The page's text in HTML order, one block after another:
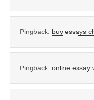
Pingback: buy essays
Pingback: online essay